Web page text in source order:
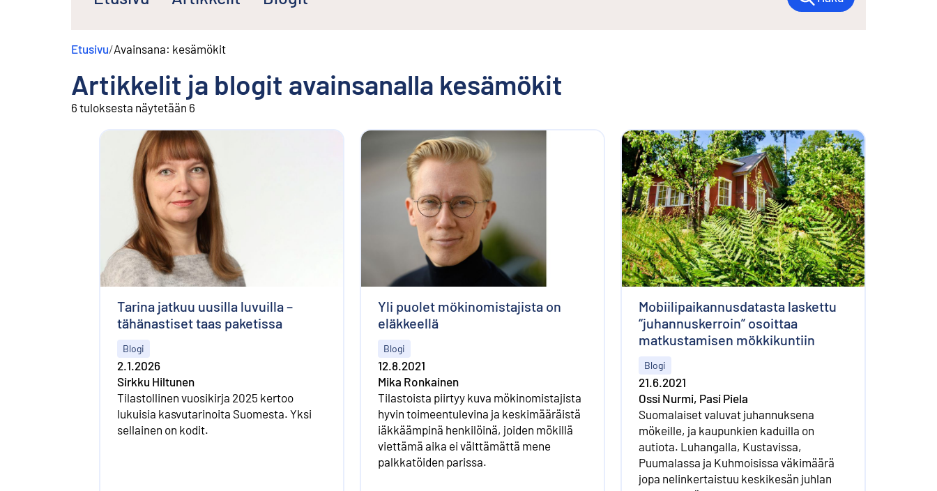
Etusivu/Avainsana: kesämökit
Artikkelit ja blogit avainsanalla kesämökit
6 tuloksesta näytetään 6
Tarina jatkuu uusilla luvuilla –
tähänastiset taas paketissa
Blogi
2.1.2026
Sirkku Hiltunen
Tilastollinen vuosikirja 2025 kertoo
lukuisia kasvutarinoita Suomesta. Yksi
sellainen on kodit.
Yli puolet mökinomistajista on
eläkkeellä
Blogi
12.8.2021
Mika Ronkainen
Tilastoista piirtyy kuva mökinomistajista
hyvin toimeentulevina ja keskimääräistä
iäkkäämpinä henkilöinä, joiden mökillä
viettämä aika ei välttämättä mene
palkkatöiden parissa.
Mobiilipaikannusdatasta laskettu
“juhannuskerroin” osoittaa
matkustamisen mökkikuntiin
Blogi
21.6.2021
Ossi Nurmi, Pasi Piela
Suomalaiset valuvat juhannuksena
mökeille, ja kaupunkien kaduilla on
autiota. Luhangalla, Kustavissa,
Puumalassa ja Kuhmoisissa väkimäärä
jopa nelinkertaistuu keskikesän juhlan